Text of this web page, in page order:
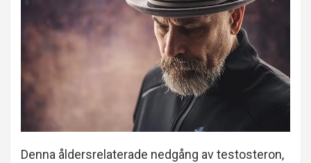
Denna åldersrelaterade nedgång av testosteron,